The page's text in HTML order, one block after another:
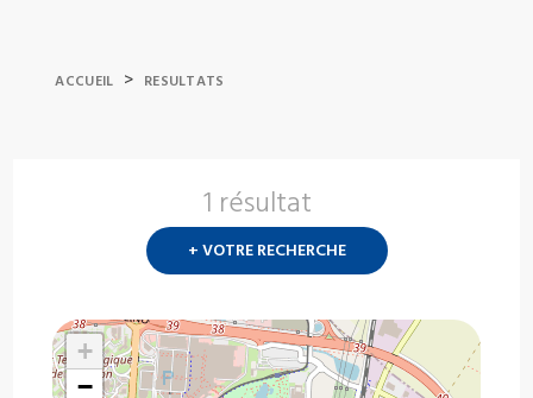
ACCUEIL > RESULTATS
1 résultat
+ VOTRE RECHERCHE
+
−